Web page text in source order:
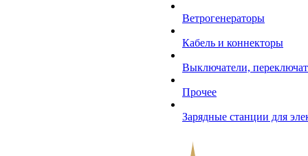
Ветрогенераторы
Кабель и коннекторы
Выключатели,
Прочее
Зарядные станции для